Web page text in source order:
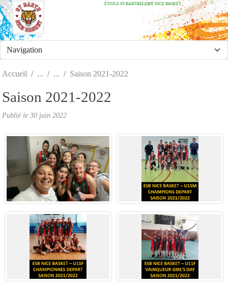
ÉTOILE ST-BARTHELEMY NICE BASKET
Accueil Saison 2021-2022
Saison 2021-2022
Publié le 30 juin 2022
Panneau de gestion des cookies